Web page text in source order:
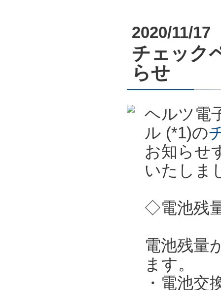
2020/11/17
チェック
らせ
ヘルツ電
ル (*1)の
お知らせ
いたしま
◇電池残
電池残量
ます。
・電池